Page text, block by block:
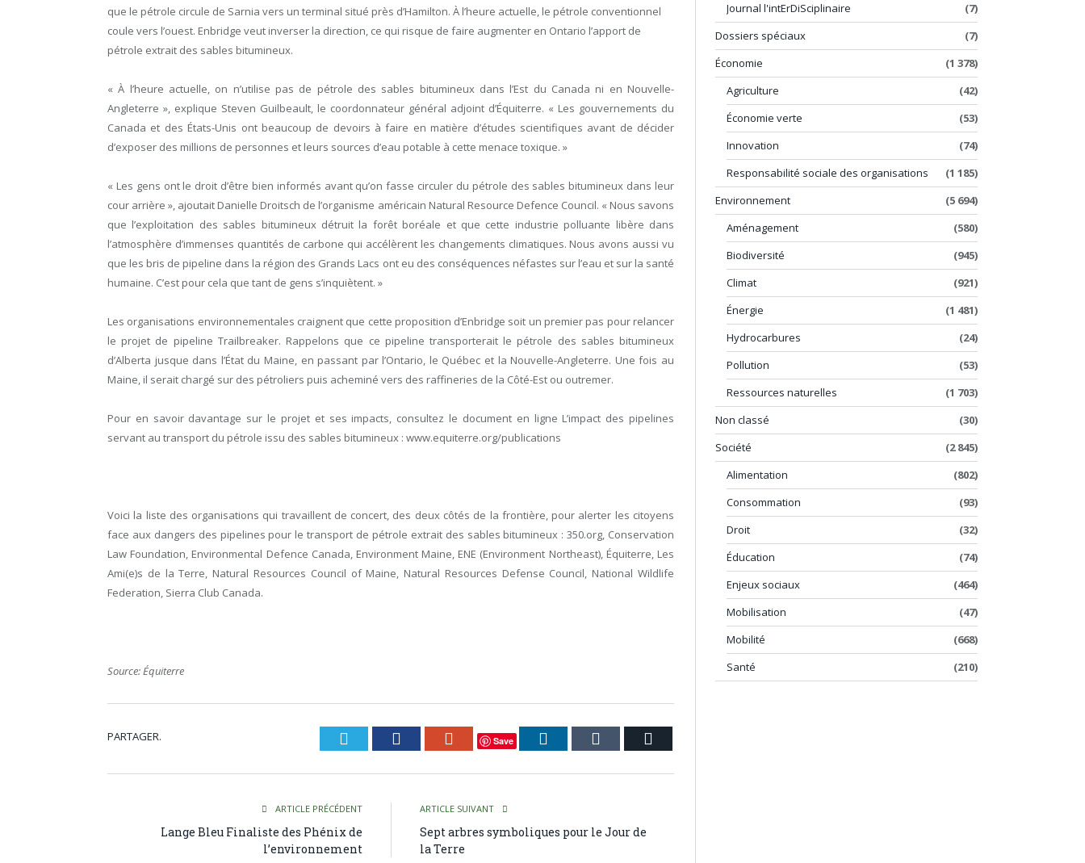
que le pétrole circule de Sarnia vers un terminal situé près d’Hamilton. À l’heure actuelle, le pétrole conventionnel
coule vers l’ouest. Enbridge veut inverser la direction, ce qui risque de faire augmenter en Ontario l’apport de
pétrole extrait des sables bitumineux.
« À l’heure actuelle, on n’utilise pas de pétrole des sables bitumineux dans l’Est du Canada ni en Nouvelle-
Angleterre », explique Steven Guilbeault, le coordonnateur général adjoint d’Équiterre. « Les gouvernements du
Canada et des États-Unis ont beaucoup de devoirs à faire en matière d’études scientifiques avant de décider
d’exposer des millions de personnes et leurs sources d’eau potable à cette menace toxique. »
« Les gens ont le droit d’être bien informés avant qu’on fasse circuler du pétrole des sables bitumineux dans leur
cour arrière », ajoutait Danielle Droitsch de l’organisme américain Natural Resource Defence Council. « Nous savons
que l’exploitation des sables bitumineux détruit la forêt boréale et que cette industrie polluante libère dans
l’atmosphère d’immenses quantités de carbone qui accélèrent les changements climatiques. Nous avons aussi vu
que les bris de pipeline dans la région des Grands Lacs ont eu des conséquences néfastes sur l’eau et sur la santé
humaine. C’est pour cela que tant de gens s’inquiètent. »
Les organisations environnementales craignent que cette proposition d’Enbridge soit un premier pas pour relancer
le projet de pipeline Trailbreaker. Rappelons que ce pipeline transporterait le pétrole des sables bitumineux
d’Alberta jusque dans l’État du Maine, en passant par l’Ontario, le Québec et la Nouvelle-Angleterre. Une fois au
Maine, il serait chargé sur des pétroliers puis acheminé vers des raffineries de la Côté-Est ou outremer.
Pour en savoir davantage sur le projet et ses impacts, consultez le document en ligne L’impact des pipelines
servant au transport du pétrole issu des sables bitumineux : www.equiterre.org/publications
Voici la liste des organisations qui travaillent de concert, des deux côtés de la frontière, pour alerter les citoyens
face aux dangers des pipelines pour le transport de pétrole extrait des sables bitumineux : 350.org, Conservation
Law Foundation, Environmental Defence Canada, Environment Maine, ENE (Environment Northeast), Équiterre, Les
Ami(e)s de la Terre, Natural Resources Council of Maine, Natural Resources Defense Council, National Wildlife
Federation, Sierra Club Canada.
Source: Équiterre
PARTAGER. Twitter Facebook Google+
Save LinkedIn Tumblr
ARTICLE PRÉCÉDENT
Lange Bleu Finaliste des Phénix de
l’environnement
ARTICLE SUIVANT
Sept arbres symboliques pour le Jour de
la Terre
Journal l'intErDiSciplinaire
(7)
Dossiers spéciaux
(7)
Économie
(1 378)
Agriculture
(42)
Économie verte
(53)
Innovation
(74)
Responsabilité sociale des organisations
(1 185)
Environnement
(5 694)
Aménagement
(580)
Biodiversité
(945)
Climat
(921)
Énergie
(1 481)
Hydrocarbures
(24)
Pollution
(53)
Ressources naturelles
(1 703)
Non classé
(30)
Société
(2 845)
Alimentation
(802)
Consommation
(93)
Droit
(32)
Éducation
(74)
Enjeux sociaux
(464)
Mobilisation
(47)
Mobilité
(668)
Santé
(210)